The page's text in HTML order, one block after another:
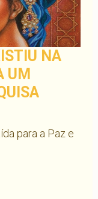
NA
UM
para a Paz e